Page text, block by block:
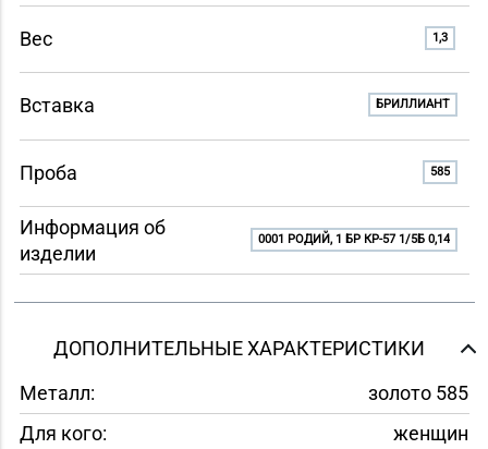
Вес 1,3
Вставка БРИЛЛИАНТ
Проба 585
Информация об
изделии
0001 РОДИЙ, 1 БР КР-57 1/5Б 0,14
ДОПОЛНИТЕЛЬНЫЕ ХАРАКТЕРИСТИКИ
Металл:
золото 585
Для кого:
женщин